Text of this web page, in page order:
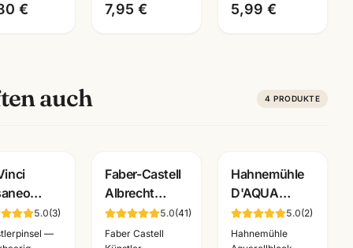
€ 7,95 € 5,99 €
auch 4 PRODUKTE
5.0(3)
—
Faber-Castell
Albrecht
Duerer
Kuenstlerfarbstift
5.0(41)
Faber Castell
Hahnemühle
D'AQUA
Aquarellblock
220g · 30
5.0(2)
Hahnemühle